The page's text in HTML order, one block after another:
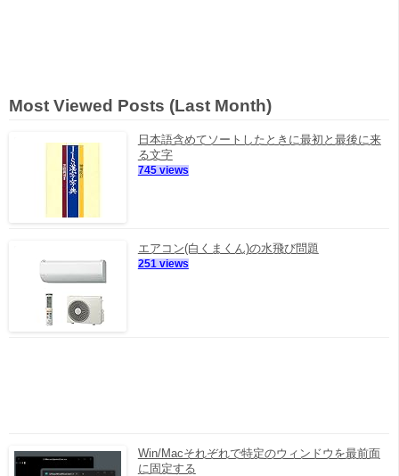
Most Viewed Posts (Last Month)
日本語含めてソートしたときに最初と最後に来
る文字
745 views
エアコン(白くまくん)の水飛び問題
251 views
Win/Macそれぞれで特定のウィンドウを最前面
に固定する